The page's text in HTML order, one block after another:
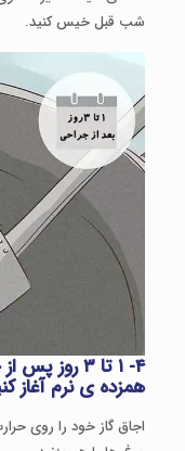
شب قبل خیس کنید.
۴- ۱ تا ۳
همزده ی نرم آغاز
اجاق گاز خود را روی